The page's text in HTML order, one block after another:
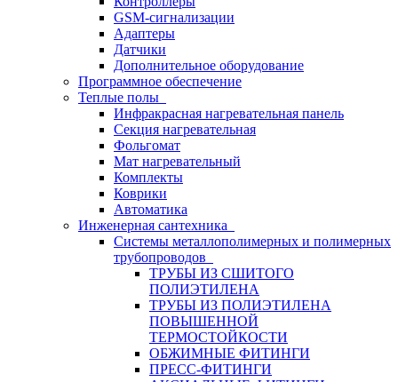
GSM-сигнализации
Адаптеры
Датчики
Дополнительное оборудование
Программное обеспечение
Теплые полы
Инфракрасная нагревательная панель
Секция нагревательная
Фольгомат
Мат нагревательный
Комплекты
Коврики
Автоматика
Инженерная сантехника
Системы металлополимерных и полимерных
трубопроводов
ТРУБЫ ИЗ СШИТОГО
ПОЛИЭТИЛЕНА
ТРУБЫ ИЗ ПОЛИЭТИЛЕНА
ПОВЫШЕННОЙ
ТЕРМОСТОЙКОСТИ
ОБЖИМНЫЕ ФИТИНГИ
ПРЕСС-ФИТИНГИ